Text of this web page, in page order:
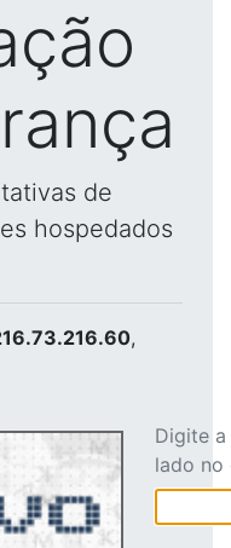
de
hospedados
,
Digite
lado no